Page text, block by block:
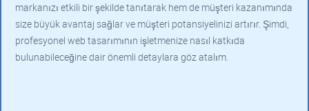
markanızı etkili bir şekilde tanıtarak hem de müşteri kazanımında
size büyük avantaj sağlar ve müşteri potansiyelinizi artırır. Şimdi,
profesyonel web tasarımının işletmenize nasıl katkıda
bulunabileceğine dair önemli detaylara göz atalım.